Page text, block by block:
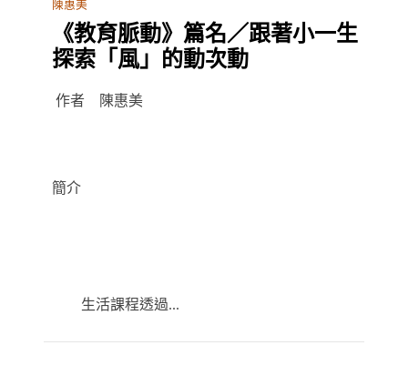
陳惠美
《教育脈動》篇名／跟著小一生
探索「風」的動次動
作者 陳惠美
簡介
生活課程透過...